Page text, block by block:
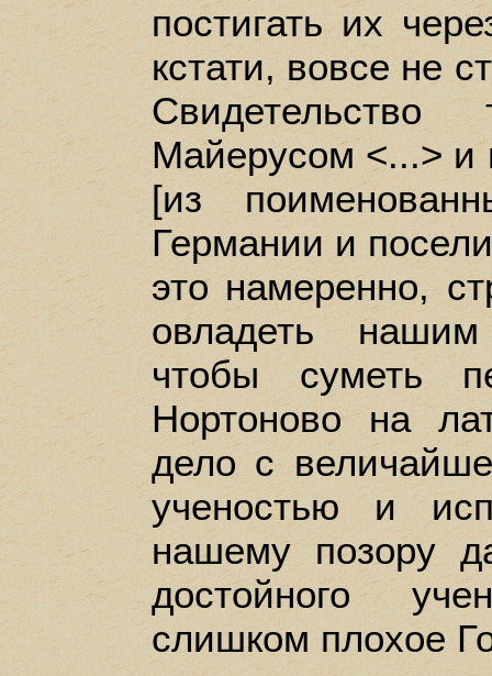
постигать их
кстати, вовсе не
Майерусом <...>
[из
Германии и
это намеренно,
овладеть
чтобы суметь
Нортоново на
дело с
ученостью и
нашему позору
достойного
слишком плохое